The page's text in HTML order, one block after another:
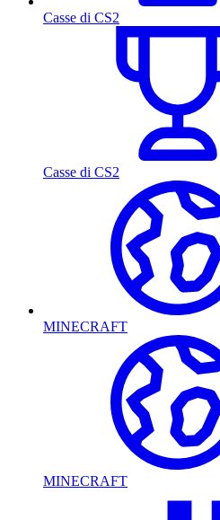
Casse di CS2
Casse di CS2
MINECRAFT
MINECRAFT